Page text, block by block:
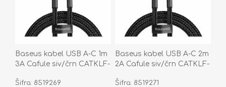
Baseus kabel USB A-C 1m
3A Cafule siv/črn CATKLF-
Šifra: 8519269
Baseus kabel USB A-C 2m
2A Cafule siv/črn CATKLF-
Šifra: 8519271